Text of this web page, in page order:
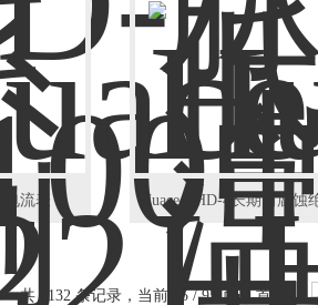
流表
共 1132 条记录，当前 35 / 95 页 首页